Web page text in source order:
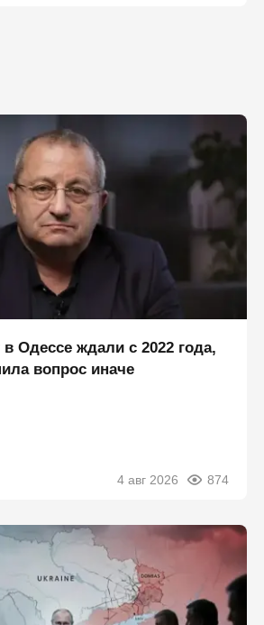
Одессе ждали с 2022 года,
вопрос иначе
4 авг 2026 874